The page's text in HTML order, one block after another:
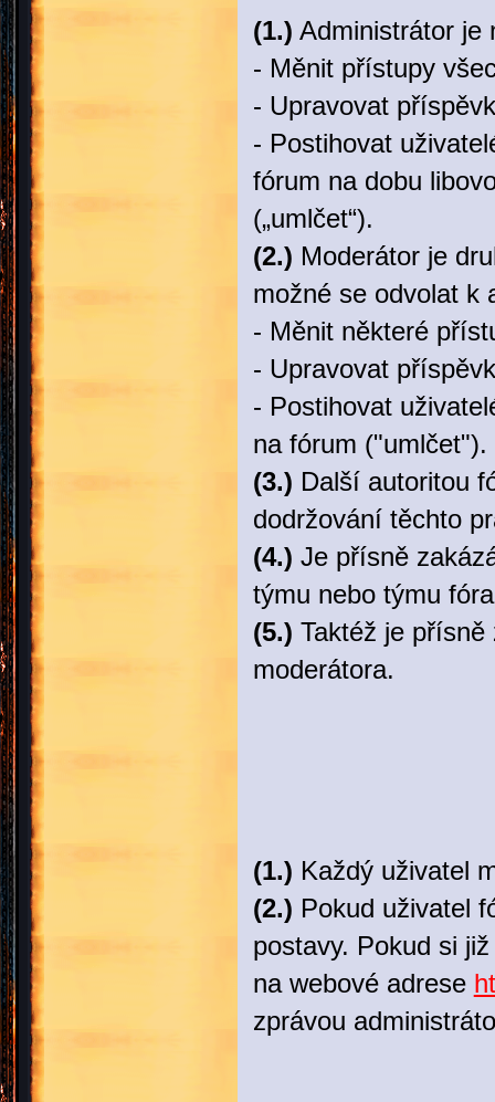
(1.) Administrátor je
- Měnit přístupy
- Upravovat
- Postihovat
fórum na dobu
(„umlčet“).
(2.) Moderátor je
možné se odvolat k
- Měnit některé
- Upravovat
- Postihovat
na fórum ("umlčet").
(3.) Další autoritou
dodržování těchto
(4.) Je přísně
týmu nebo týmu
(5.) Taktéž je
moderátora.
(1.) Každý uživatel
(2.) Pokud uživatel
postavy. Pokud si
na webové adrese
zprávou